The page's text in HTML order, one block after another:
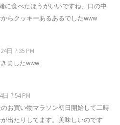
に食べたほうがいいですね、口の中
らクッキーあるあるでしたwww
日 7:35 PM
ましたwww
日 7:54 PM
お買い物マラソン初日開始して二時
出たりしてます。美味しいのです